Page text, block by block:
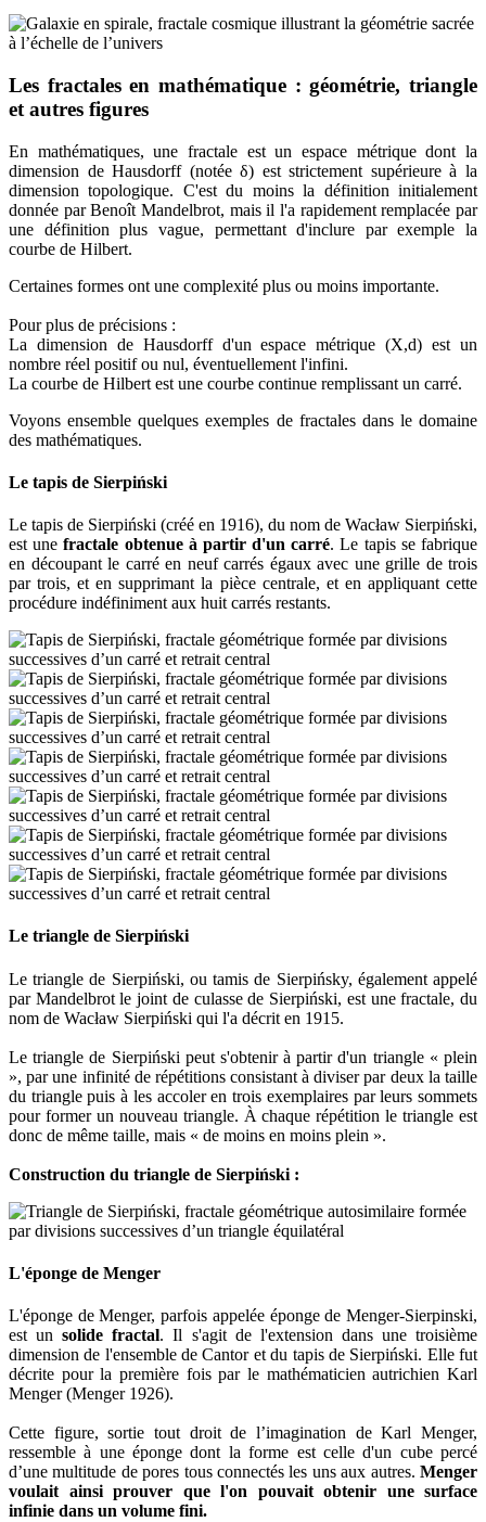
Les fractales en mathématique : géométrie, triangle
et autres figures
En mathématiques, une fractale est un espace métrique dont la
dimension de Hausdorff (notée δ) est strictement supérieure à la
dimension topologique. C'est du moins la définition initialement
donnée par Benoît Mandelbrot, mais il l'a rapidement remplacée par
une définition plus vague, permettant d'inclure par exemple la
courbe de Hilbert.
Certaines formes ont une complexité plus ou moins importante.
Pour plus de précisions :
La dimension de Hausdorff d'un espace métrique (X,d) est un
nombre réel positif ou nul, éventuellement l'infini.
La courbe de Hilbert est une courbe continue remplissant un carré.
Voyons ensemble quelques exemples de fractales dans le domaine
des mathématiques.
Le tapis de Sierpiński
Le tapis de Sierpiński (créé en 1916), du nom de Wacław Sierpiński,
est unefractale obtenue à partir d'un carré. Le tapis se fabrique
en découpant le carré en neuf carrés égaux avec une grille de trois
par trois, et en supprimant la pièce centrale, et en appliquant cette
procédure indéfiniment aux huit carrés restants.
Le triangle de Sierpiński
Le triangle de Sierpiński, ou tamis de Sierpińsky, également appelé
par Mandelbrot le joint de culasse de Sierpiński, est une fractale, du
nom de Wacław Sierpiński qui l'a décrit en 1915.
Le triangle de Sierpiński peut s'obtenir à partir d'un triangle « plein
», par une infinité de répétitions consistant à diviser par deux la taille
du triangle puis à les accoler en trois exemplaires par leurs sommets
pour former un nouveau triangle. À chaque répétition le triangle est
donc de même taille, mais « de moins en moins plein ».
Construction du triangle de Sierpiński :
L'éponge de Menger
L'éponge de Menger, parfois appelée éponge de Menger-Sierpinski,
est unsolide fractal. Il s'agit de l'extension dans une troisième
dimension de l'ensemble de Cantor et du tapis de Sierpiński. Elle fut
décrite pour la première fois par le mathématicien autrichien Karl
Menger (Menger 1926).
Cette figure, sortie tout droit de l’imagination de Karl Menger,
ressemble à une éponge dont la forme est celle d'un cube percé
d’une multitude de pores tous connectés les uns aux autres. Menger
voulait ainsi prouver que l'on pouvait obtenir une surface
infinie dans un volume fini.